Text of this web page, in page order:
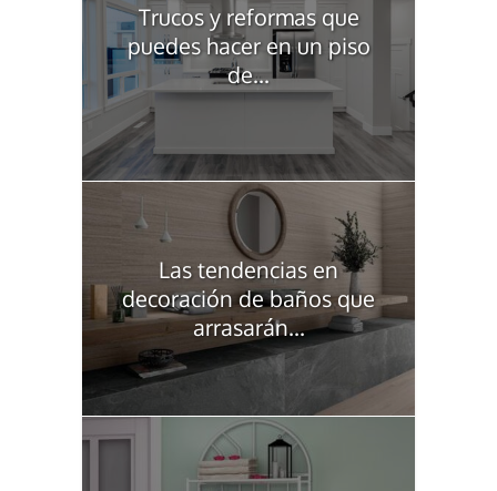
Trucos y reformas que
puedes hacer en un piso
de...
Las tendencias en
decoración de baños que
arrasarán...